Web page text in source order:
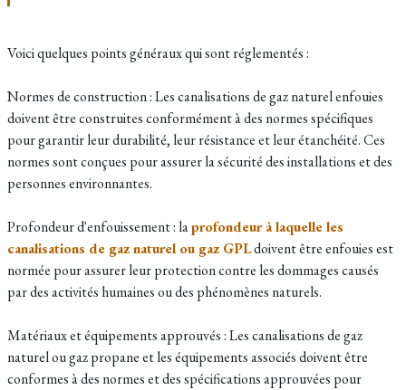
Voici quelques points généraux qui sont réglementés :
Normes de construction : Les canalisations de gaz naturel enfouies
doivent être construites conformément à des normes spécifiques
pour garantir leur durabilité, leur résistance et leur étanchéité. Ces
normes sont conçues pour assurer la sécurité des installations et des
personnes environnantes.
Profondeur d'enfouissement : laprofondeur à laquelle les
canalisations de gaz naturel ou gaz GPLdoivent être enfouies est
normée pour assurer leur protection contre les dommages causés
par des activités humaines ou des phénomènes naturels.
Matériaux et équipements approuvés : Les canalisations de gaz
naturel ou gaz propane et les équipements associés doivent être
conformes à des normes et des spécifications approuvées pour